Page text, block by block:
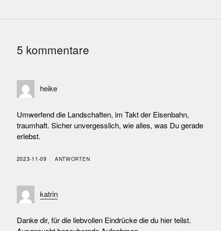
5 kommentare
heike
Umwerfend die Landschaften, im Takt der Eisenbahn,
traumhaft. Sicher unvergesslich, wie alles, was Du gerade
erlebst.
2023-11-09 ANTWORTEN
katrin
Danke dir, für die liebvollen Eindrücke die du hier teilst.